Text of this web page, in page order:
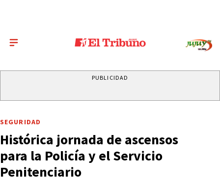
PUBLICIDAD
SEGURIDAD
Histórica jornada de ascensos
para la Policía y el Servicio
Penitenciario